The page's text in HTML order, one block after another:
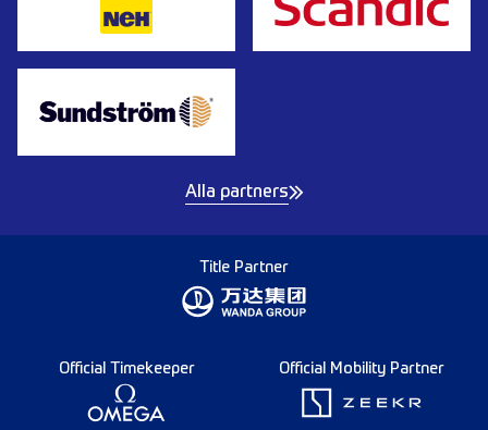
Alla partners
Title Partner
Official Timekeeper Official Mobility Partner